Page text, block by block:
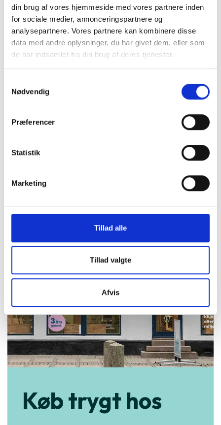
din brug af vores hjemmeside med vores partnere inden
for sociale medier, annonceringspartnere og
analysepartnere. Vores partnere kan kombinere disse
data med andre oplysninger, du har givet dem, eller som
de har indsamlet fra din brug af deres tjenester.
Nødvendig
Præferencer
Statistik
Marketing
Tillad alle
Tillad valgte
Afvis
inkluderet!)
99 kr.
Køb trygt hos